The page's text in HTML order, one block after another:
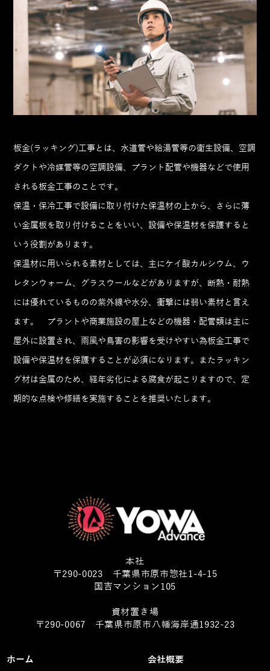
板金(ラッキング)工事とは、水道管や給湯管等の衛生設備、空調
ダクトや冷媒管等の空調設備、プラント配管や機器などで使用
される板金工事のことです。
保温・保冷工事で設備に取り付けた保温材の上から、さらに薄
い金属板を取り付けることをいい、設備や保温材を保護すると
いう役割があります。
保温材に用いられる素材としては、主にケイ酸カルシウム、ウ
レタンウォーム、グラスウールなどがありますが、断熱・耐熱
には優れているものの紫外線や水分、衝撃には弱い素材と言え
ます。 プラントや商業施設の屋上などの機器・配管類は主に
屋外に設置され、雨風や鳥害の影響を受けやすい為板金工事で
設備や保温材を保護することが必須になります。またラッキン
グ材は金属のため、経年劣化による腐食が起こりますので、定
期的な点検や修繕を実施することを推奨いたします。
本社
〒290-0023 千葉県市原市惣社1-4-15
国吉マンション105
資材置き場
〒290-0067 千葉県市原市八幡海岸通1932-23
ホーム 会社概要